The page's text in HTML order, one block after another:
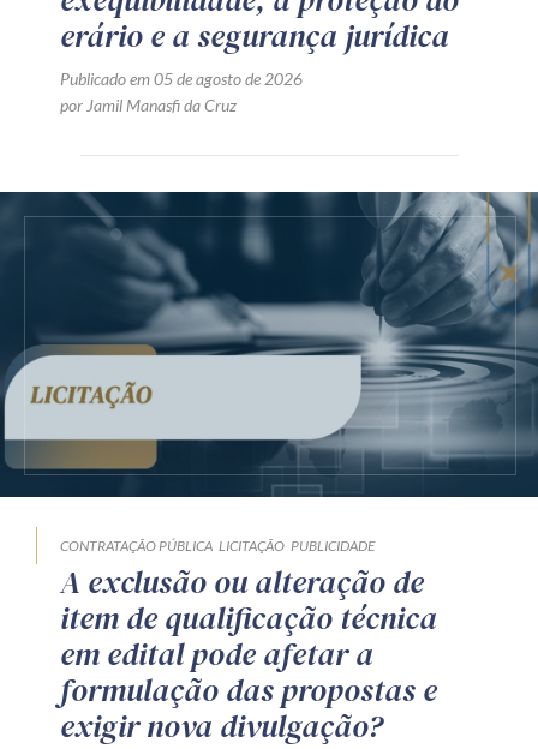
erário e a segurança jurídica
Publicado em 05 de agosto de 2026
por Jamil Manasfi da Cruz
CONTRATAÇÃO PÚBLICA LICITAÇÃO PUBLICIDADE
A exclusão ou alteração de
item de qualificação técnica
em edital pode afetar a
formulação das propostas e
exigir nova divulgação?